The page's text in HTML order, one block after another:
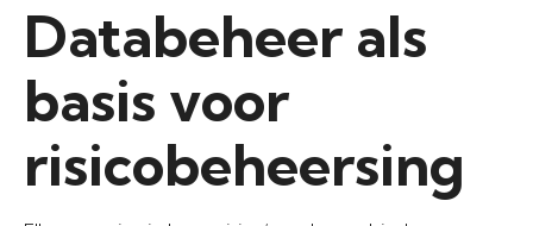
Databeheer als
basis voor
risicobeheersing